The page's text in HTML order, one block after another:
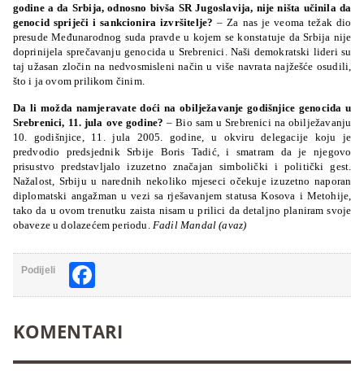
godine a da Srbija, odnosno bivša SR Jugoslavija, nije ništa učinila da
genocid spriječi i sankcionira izvršitelje? – Za nas je veoma težak dio
presude Međunarodnog suda pravde u kojem se konstatuje da Srbija nije
doprinijela sprečavanju genocida u Srebrenici. Naši demokratski lideri su
taj užasan zločin na nedvosmisleni način u više navrata najžešće osudili,
što i ja ovom prilikom činim.
Da li možda namjeravate doći na obilježavanje godišnjice genocida u
Srebrenici, 11. jula ove godine?– Bio sam u Srebrenici na obilježavanju
10. godišnjice, 11. jula 2005. godine, u okviru delegacije koju je
predvodio predsjednik Srbije Boris Tadić, i smatram da je njegovo
prisustvo predstavljalo izuzetno značajan simbolički i politički gest.
Nažalost, Srbiju u narednih nekoliko mjeseci očekuje izuzetno naporan
diplomatski angažman u vezi sa rješavanjem statusa Kosova i Metohije,
tako da u ovom trenutku zaista nisam u prilici da detaljno planiram svoje
obaveze u dolazećem periodu. Fadil Mandal (avaz)
Podijeli
KOMENTARI